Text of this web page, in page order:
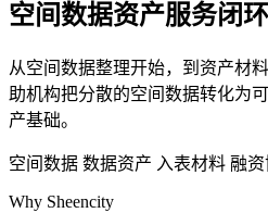
空间数据资产服务闭环
从空间数据整理开始，到资产材
助机构把分散的空间数据转化为
产基础。
空间数据 数据资产 入表材料 融资
Why Sheencity